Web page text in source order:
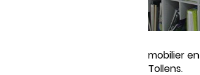
mobilier en
Tollens.